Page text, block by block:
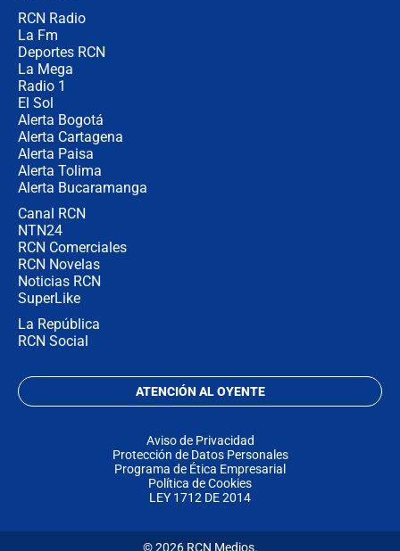
RCN Radio
La Fm
Deportes RCN
La Mega
Radio 1
El Sol
Alerta Bogotá
Alerta Cartagena
Alerta Paisa
Alerta Tolima
Alerta Bucaramanga
Canal RCN
NTN24
RCN Comerciales
RCN Novelas
Noticias RCN
SuperLike
La República
RCN Social
ATENCIÓN AL OYENTE
Aviso de Privacidad
Protección de Datos Personales
Programa de Ética Empresarial
Política de Cookies
LEY 1712 DE 2014
© 2026 RCN Medios.